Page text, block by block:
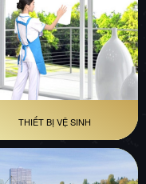
THIẾT BỊ VỆ SINH